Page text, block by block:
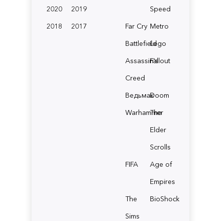
2020
2019
2018
2017
Speed
Far Cry Metro
BattlefieldLego
Assassin's
Creed
Fallout
ВедьмакDoom
Warhammer
The
Elder
Scrolls
FIFA
Age of
Empires
The
Sims
BioShock